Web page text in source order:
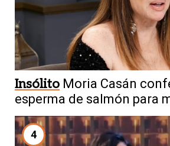
Insólito Moria Casán
esperma de salmón para
4